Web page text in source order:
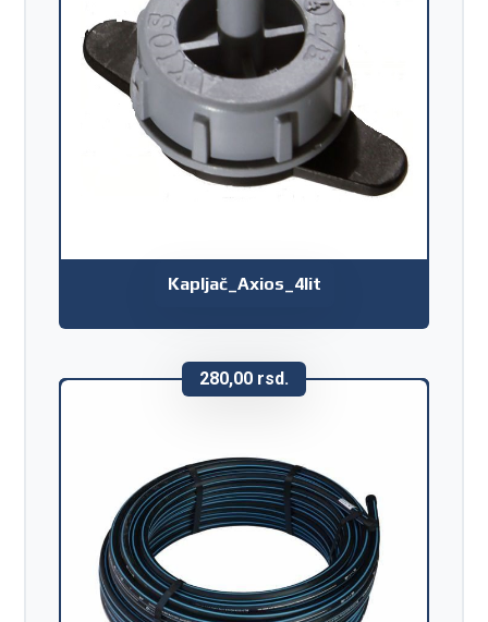
Kapljač_Axios_4lit
280,00 rsd.